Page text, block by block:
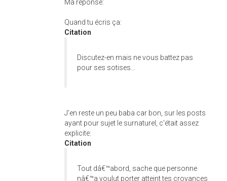
Ma réponse:
Quand tu écris ça:
Citation
Discutez-en mais ne vous battez pas
pour ses sotises...
J'en reste un peu baba car bon, sur les posts
ayant pour sujet le surnaturel, c'était assez
explicite:
Citation
Tout dâ€™abord, sache que personne
nâ€™a voulut porter atteint tes croyances